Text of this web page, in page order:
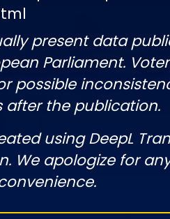
present data
Parliament.
possible
after the publication.
using DeepL
We apologize for